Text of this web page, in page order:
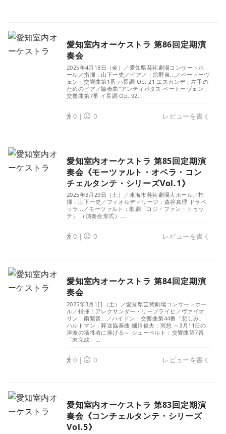
愛知室内オーケストラ 第86回定期演
奏会
2025年4月18日（金）／愛知県芸術劇場コンサートホ
ール／指揮：山下一史／ピアノ：舘野泉...／ベートーヴ
ェン：交響曲第1番 ハ長調 Op. 21 エスカンデ：左手の
ためのピアノ協奏曲"アンティポダス ベートーヴェン：
交響曲第7番 イ長調 Op. 92...
0｜ 0 レビューを書く
愛知室内オーケストラ 第85回定期演
奏会《モーツァルト・オペラ・コン
チェルタンテ・シリーズVol.1》
2025年3月29日（土）／東海市芸術劇場大ホール／指
揮：山下一史／フィオルディリージ：森谷真理 ドラベ
ッラ...／モーツァルト：歌劇「コジ・ファン・トゥッ
テ」 （演奏会形式）...
0｜ 0 レビューを書く
愛知室内オーケストラ 第84回定期演
奏会
2025年3月1日（土）／愛知県芸術劇場コンサートホー
ル／指揮：アレクサンダー・リープライヒ／ヴァイオ
リン：南紫音...／ハイドン：交響曲第44番「悲しみ」
ハルトマン：葬送協奏曲 細川俊夫：冥想 ～3月11日の
津波の犠牲者に捧げる～ シューベルト：交響曲第7番
「未完成」...
0｜ 0 レビューを書く
愛知室内オーケストラ 第83回定期演
奏会《コンチェルタンテ・シリーズ
Vol.5》